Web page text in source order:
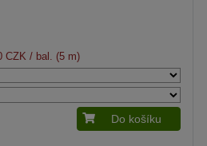
CZK / bal. (5 m)
Do košíku